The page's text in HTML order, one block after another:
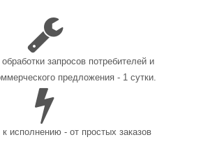
запросов потребителей и
предложения - 1 сутки.
к исполнению - от простых заказов